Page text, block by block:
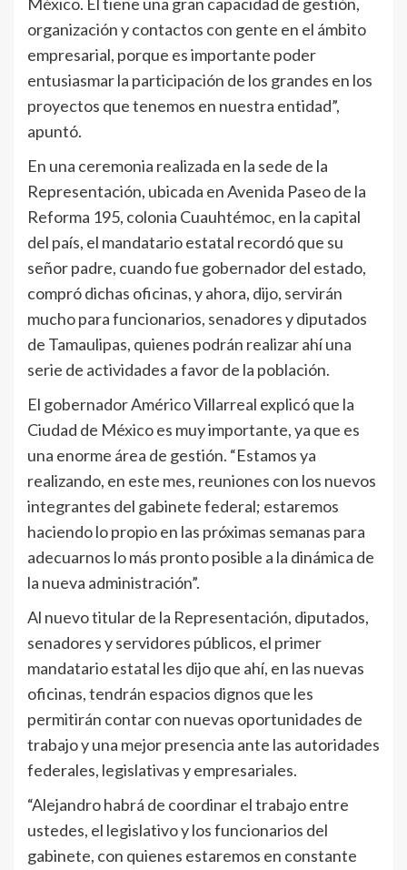
organización y contactos con gente en el ámbito
empresarial, porque es importante poder
entusiasmar la participación de los grandes en los
proyectos que tenemos en nuestra entidad”,
apuntó.
En una ceremonia realizada en la sede de la
Representación, ubicada en Avenida Paseo de la
Reforma 195, colonia Cuauhtémoc, en la capital
del país, el mandatario estatal recordó que su
señor padre, cuando fue gobernador del estado,
compró dichas oficinas, y ahora, dijo, servirán
mucho para funcionarios, senadores y diputados
de Tamaulipas, quienes podrán realizar ahí una
serie de actividades a favor de la población.
El gobernador Américo Villarreal explicó que la
Ciudad de México es muy importante, ya que es
una enorme área de gestión. “Estamos ya
realizando, en este mes, reuniones con los nuevos
integrantes del gabinete federal; estaremos
haciendo lo propio en las próximas semanas para
adecuarnos lo más pronto posible a la dinámica de
la nueva administración”.
Al nuevo titular de la Representación, diputados,
senadores y servidores públicos, el primer
mandatario estatal les dijo que ahí, en las nuevas
oficinas, tendrán espacios dignos que les
permitirán contar con nuevas oportunidades de
trabajo y una mejor presencia ante las autoridades
federales, legislativas y empresariales.
“Alejandro habrá de coordinar el trabajo entre
ustedes, el legislativo y los funcionarios del
gabinete, con quienes estaremos en constante